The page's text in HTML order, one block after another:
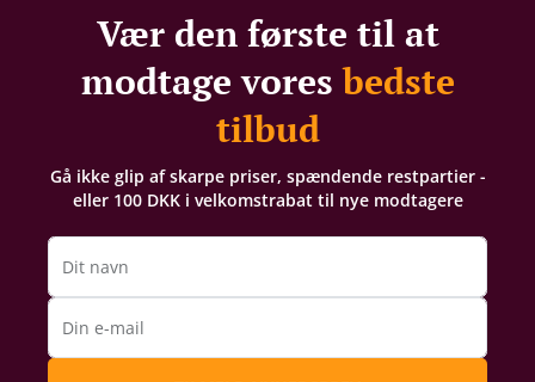
Vær den første til at
modtage voresbedste
tilbud
Gå ikke glip af skarpe priser, spændende restpartier -
eller 100 DKK i velkomstrabat til nye modtagere
Dit navn
Din e-mail